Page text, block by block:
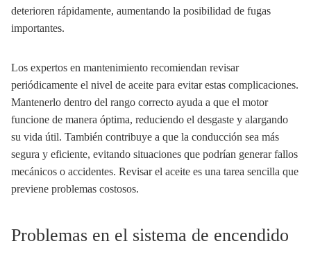
deterioren rápidamente, aumentando la posibilidad de fugas
importantes.
Los expertos en mantenimiento recomiendan revisar
periódicamente el nivel de aceite para evitar estas complicaciones.
Mantenerlo dentro del rango correcto ayuda a que el motor
funcione de manera óptima, reduciendo el desgaste y alargando
su vida útil. También contribuye a que la conducción sea más
segura y eficiente, evitando situaciones que podrían generar fallos
mecánicos o accidentes. Revisar el aceite es una tarea sencilla que
previene problemas costosos.
Problemas en el sistema de encendido